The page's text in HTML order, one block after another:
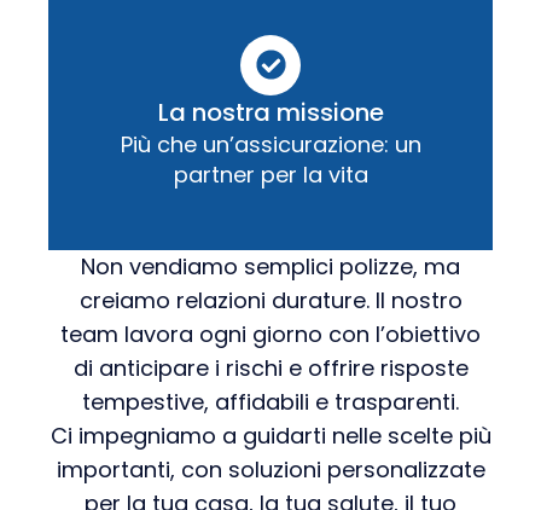
La nostra missione
Più che un’assicurazione: un
partner per la vita
Non vendiamo semplici polizze, ma
creiamo relazioni durature. Il nostro
team lavora ogni giorno con l’obiettivo
di anticipare i rischi e offrire risposte
tempestive, affidabili e trasparenti.
Ci impegniamo a guidarti nelle scelte più
importanti, con soluzioni personalizzate
per la tua casa, la tua salute, il tuo